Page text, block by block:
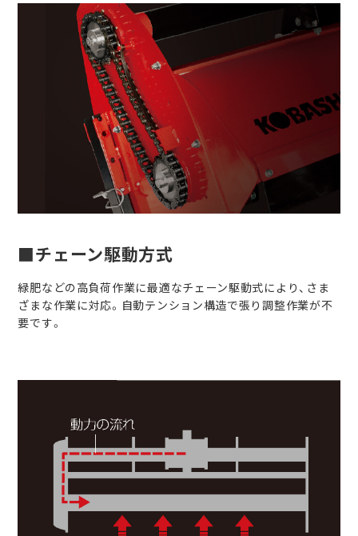
■チェーン駆動方式
緑肥などの高負荷作業に最適なチェーン駆動式により、さま
ざまな作業に対応。自動テンション構造で張り調整作業が不
要です。